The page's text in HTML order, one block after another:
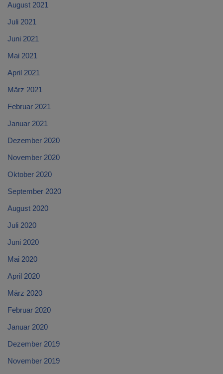
August 2021
Juli 2021
Juni 2021
Mai 2021
April 2021
März 2021
Februar 2021
Januar 2021
Dezember 2020
November 2020
Oktober 2020
September 2020
August 2020
Juli 2020
Juni 2020
Mai 2020
April 2020
März 2020
Februar 2020
Januar 2020
Dezember 2019
November 2019